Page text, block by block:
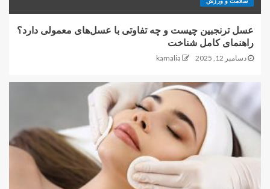
عسل ترنجبین چیست و چه تفاوتی با عسل‌های معمولی دارد؟
راهنمای کامل شناخت
دسامبر 12, 2025 kamalia